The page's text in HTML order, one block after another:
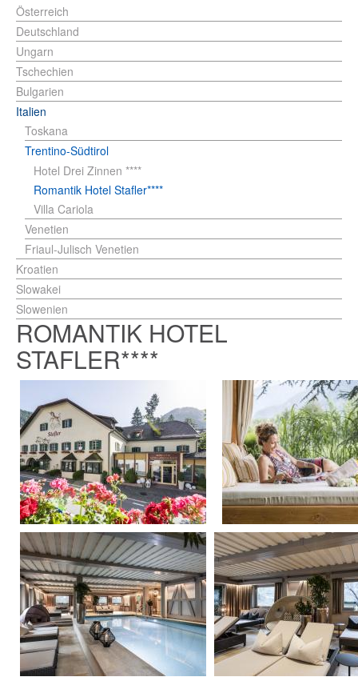
Österreich
Deutschland
Ungarn
Tschechien
Bulgarien
Italien
Toskana
Trentino-Südtirol
Hotel Drei Zinnen ****
Romantik Hotel Stafler****
Villa Cariola
Venetien
Friaul-Julisch Venetien
Kroatien
Slowakei
Slowenien
ROMANTIK HOTEL
STAFLER****